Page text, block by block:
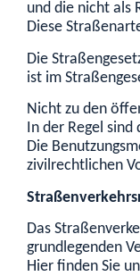
und die nicht als
Diese
Die
ist im
Nicht zu den
In der Regel
Die
zivilrechtlichen
Das
grundlegenden
Hier finden Sie